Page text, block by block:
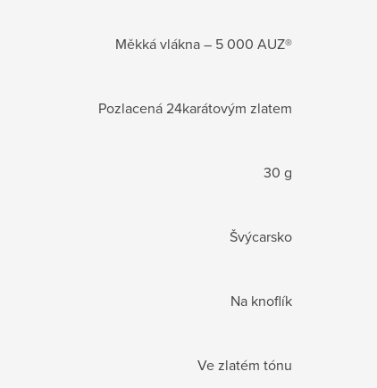
Měkká vlákna – 5 000 AUZ®
Pozlacená 24karátovým zlatem
30 g
Švýcarsko
Na knoflík
Ve zlatém tónu